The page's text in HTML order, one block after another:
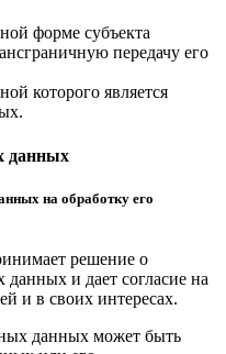
форме субъекта
передачу его
которого является
данных
на обработку его
решение о
данных и дает согласие на
и в своих интересах.
данных может быть